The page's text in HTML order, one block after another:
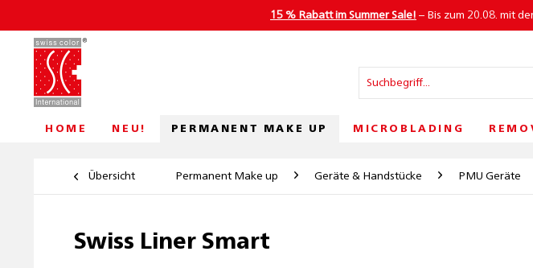
15 % Rabatt im Summer Sale! – Bis zum 20.08. mit
HOME NEU! PERMANENT MAKE UP MICROBLADING
Übersicht Permanent Make up Geräte & Handstücke PMU Geräte
Swiss Liner Smart